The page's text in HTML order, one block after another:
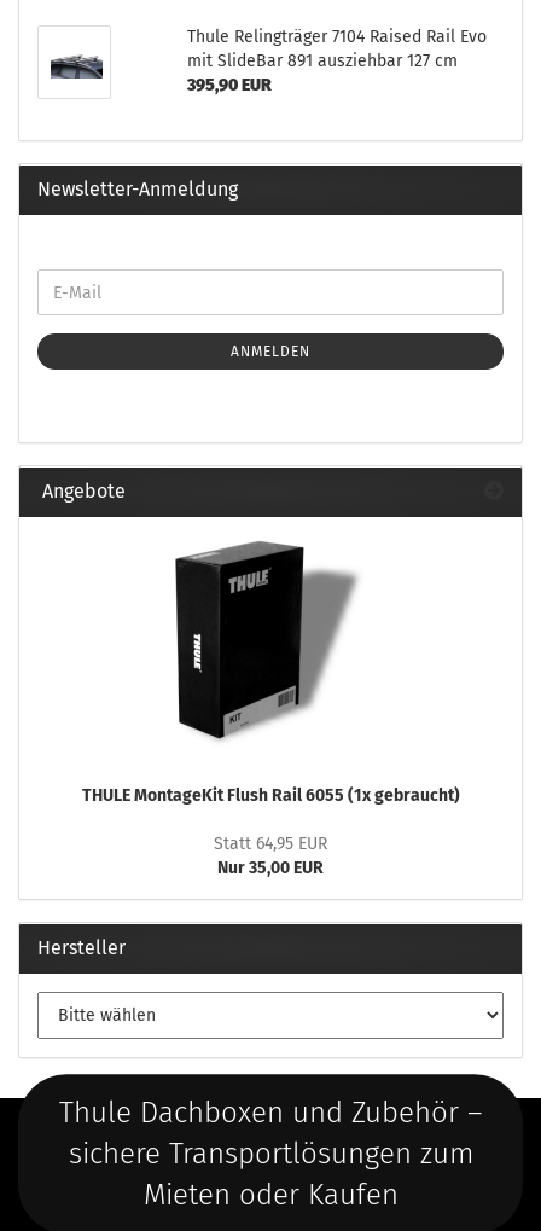
Thule Relingträger 7104 Raised Rail Evo
mit SlideBar 891 ausziehbar 127 cm
395,90 EUR
Newsletter-Anmeldung
ANMELDEN
Angebote
THULE MontageKit Flush Rail 6055 (1x gebraucht)
Statt 64,95 EUR
Nur 35,00 EUR
Hersteller
Thule Dachboxen und Zubehör –
sichere Transportlösungen zum
Mieten oder Kaufen